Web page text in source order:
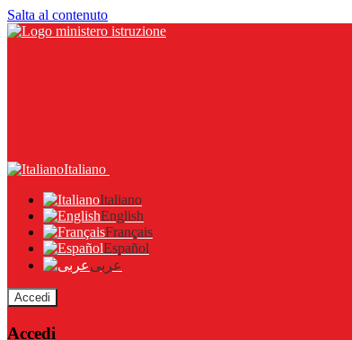
Salta al contenuto
Italiano
Italiano
English
Français
Español
عربى
Accedi
Accedi